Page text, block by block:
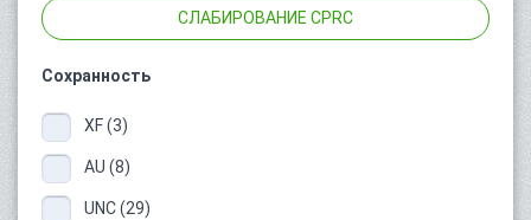
СЛАБИРОВАНИЕ CPRC
Сохранность
XF (3)
AU (8)
UNC (29)